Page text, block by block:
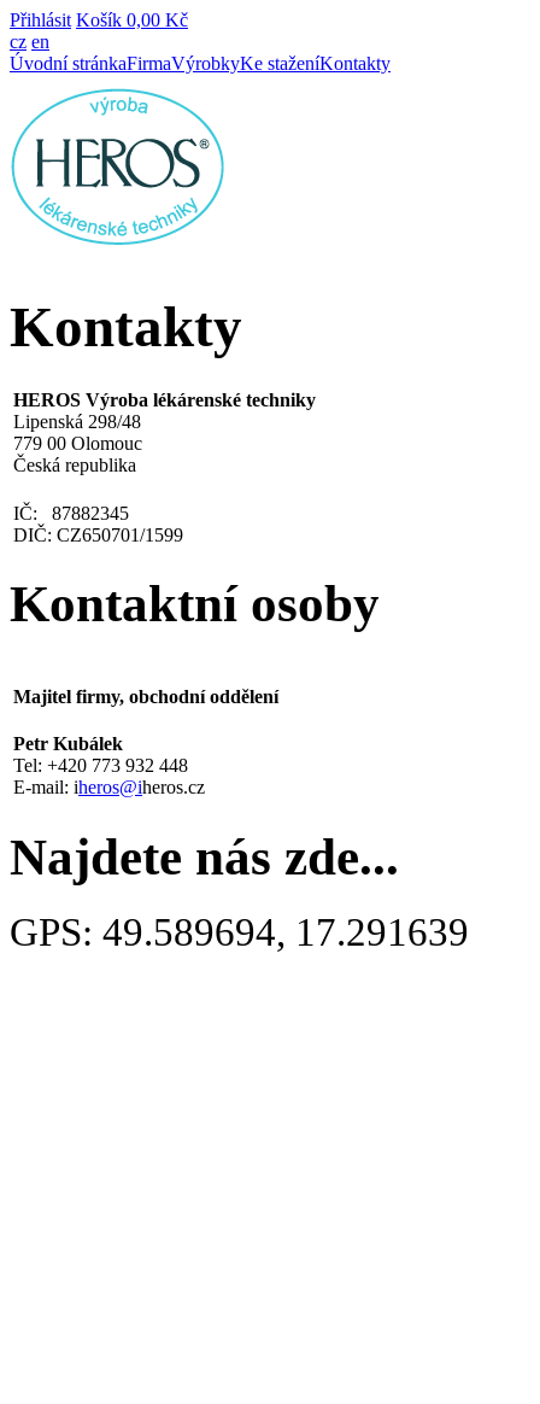
Přihlásit Košík 0,00 Kč
cz en
Úvodní stránkaFirmaVýrobkyKe staženíKontakty
Kontakty
HEROS Výroba lékárenské techniky
Lipenská 298/48
779 00 Olomouc
Česká republika
IČ: 87882345
DIČ: CZ650701/1599
Kontaktní osoby
Majitel firmy, obchodní oddělení
Petr Kubálek
Tel: +420 773 932 448
E-mail: iheros@iheros.cz
Najdete nás zde...
GPS: 49.589694, 17.291639